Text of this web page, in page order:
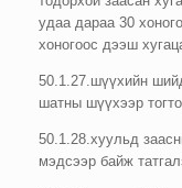
удаа дараа 30
хоногоос дээш
50.1.27.шүүхийн
шатны шүүхээр
50.1.28.хуульд
мэдсээр байж